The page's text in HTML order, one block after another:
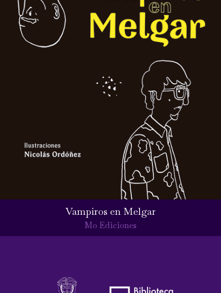
Vampiros en Melgar
Mo Ediciones